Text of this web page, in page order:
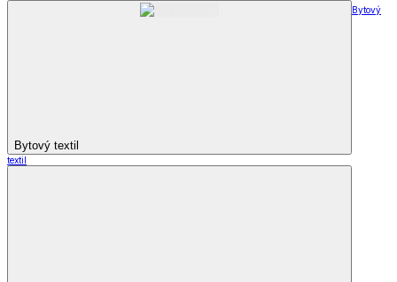
Bytový textil
Bytový
textil